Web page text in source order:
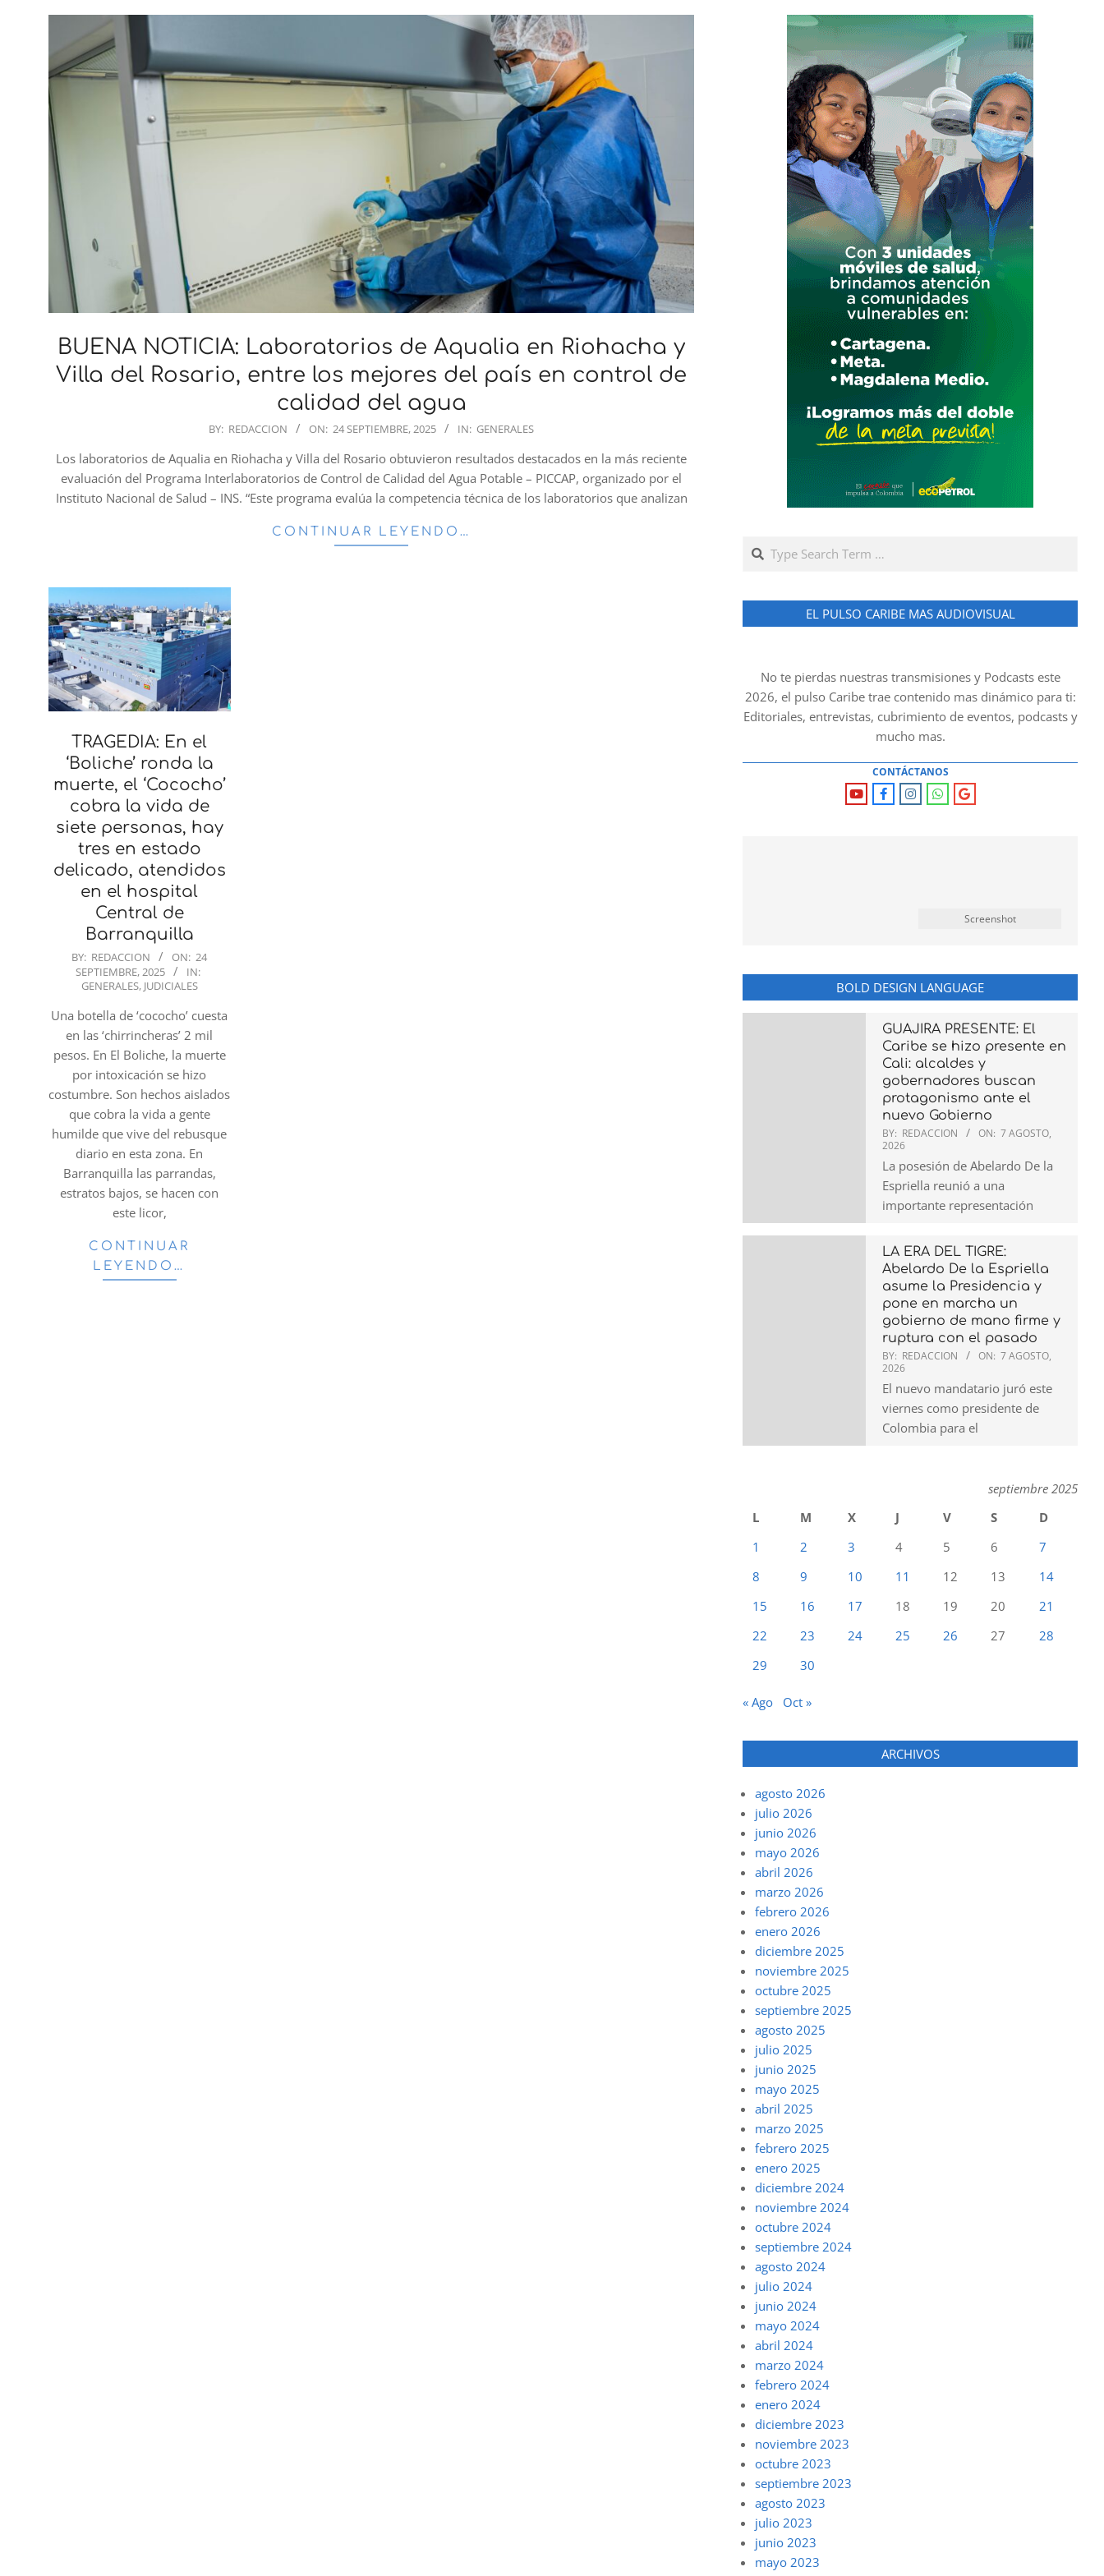
BUENA NOTICIA: Laboratorios de Aqualia en Riohacha y
Villa del Rosario, entre los mejores del país en control de
calidad del agua
24
BY: REDACCION ON: 24 SEPTIEMBRE, 2025 IN: GENERALES
Los laboratorios de Aqualia en Riohacha y Villa del Rosario obtuvieron resultados destacados en la más reciente
evaluación del Programa Interlaboratorios de Control de Calidad del Agua Potable – PICCAP, organizado por el
Instituto Nacional de Salud – INS. “Este programa evalúa la competencia técnica de los laboratorios que analizan
CONTINUAR LEYENDO…
TRAGEDIA: En el
‘Boliche’ ronda la
muerte, el ‘Cococho’
cobra la vida de
siete personas, hay
tres en estado
delicado, atendidos
en el hospital
Central de
Barranquilla
2025-
BY: REDACCION ON: 24
SEPTIEMBRE, 2025
IN:
GENERALES, JUDICIALES
Una botella de ‘cococho’ cuesta
en las ‘chirrincheras’ 2 mil
pesos. En El Boliche, la muerte
por intoxicación se hizo
costumbre. Son hechos aislados
que cobra la vida a gente
humilde que vive del rebusque
diario en esta zona. En
Barranquilla las parrandas,
estratos bajos, se hacen con
este licor,
CONTINUAR
LEYENDO…
Search
EL PULSO CARIBE MAS AUDIOVISUAL
No te pierdas nuestras transmisiones y Podcasts este
2026, el pulso Caribe trae contenido mas dinámico para ti:
Editoriales, entrevistas, cubrimiento de eventos, podcasts y
mucho mas.
CONTÁCTANOS
Screenshot
BOLD DESIGN LANGUAGE
GUAJIRA PRESENTE: El
Caribe se hizo presente en
Cali: alcaldes y
gobernadores buscan
protagonismo ante el
nuevo Gobierno
BY: REDACCION ON: 7 AGOSTO,
2026
La posesión de Abelardo De la
Espriella reunió a una
importante representación
LA ERA DEL TIGRE:
Abelardo De la Espriella
asume la Presidencia y
pone en marcha un
gobierno de mano firme y
ruptura con el pasado
BY: REDACCION ON: 7 AGOSTO,
2026
El nuevo mandatario juró este
viernes como presidente de
Colombia para el
septiembre 2025
L
M X J V S
D
1
2 3 4 5 6
7
8
9 10 11 12 13
14
15
16 17 18 19 20
21
22
23 24 25 26 27
28
29
30
« Ago Oct »
ARCHIVOS
agosto 2026
julio 2026
junio 2026
mayo 2026
abril 2026
marzo 2026
febrero 2026
enero 2026
diciembre 2025
noviembre 2025
octubre 2025
septiembre 2025
agosto 2025
julio 2025
junio 2025
mayo 2025
abril 2025
marzo 2025
febrero 2025
enero 2025
diciembre 2024
noviembre 2024
octubre 2024
septiembre 2024
agosto 2024
julio 2024
junio 2024
mayo 2024
abril 2024
marzo 2024
febrero 2024
enero 2024
diciembre 2023
noviembre 2023
octubre 2023
septiembre 2023
agosto 2023
julio 2023
junio 2023
mayo 2023